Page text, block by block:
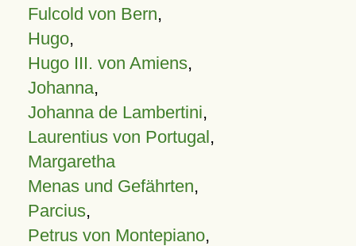
Fulcold von Bern,
Hugo,
Hugo III. von Amiens,
Johanna,
Johanna de Lambertini,
Laurentius von Portugal,
Margaretha
Menas und Gefährten,
Parcius,
Petrus von Montepiano,